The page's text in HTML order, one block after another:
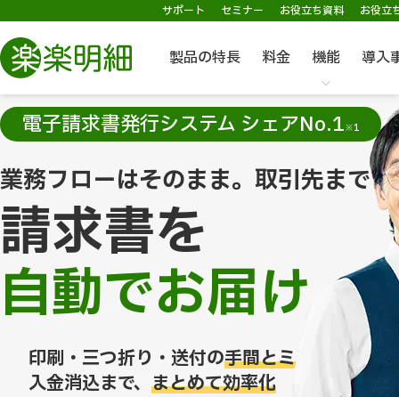
サポート セミナー お役立ち資料 お役立
製品の特長 料金 機能 導入
電子請求書発行システム シェアNo.1※1
業務フローはそのまま。取引先まで
請求書を
自動でお届け
印刷・三つ折り・送付の手間とミスが0に
入金消込まで、 まとめて効率化